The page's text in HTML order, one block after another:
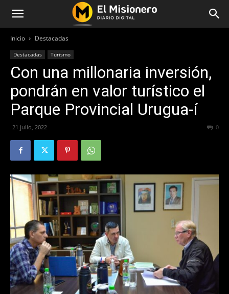
Inicio Destacadas
Destacadas Turismo
Con una millonaria inversión,
pondrán en valor turístico el
Parque Provincial Urugua-í
21 julio, 2022 0